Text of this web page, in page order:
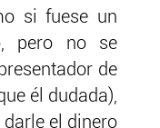
si fuese un
pero no se
de
él dudada),
el dinero